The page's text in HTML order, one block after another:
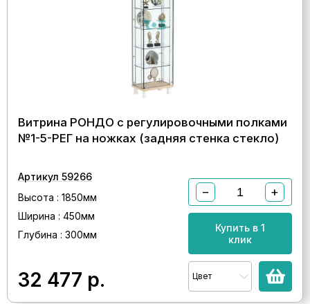
Витрина РОНДО с регулировочными полками
№1-5-РЕГ на ножках (задняя стенка стекло)
Артикул 59266
Высота : 1850мм
Ширина : 450мм
Глубина : 300мм
32 477 р.
− +
Купить в 1
клик
Цвет